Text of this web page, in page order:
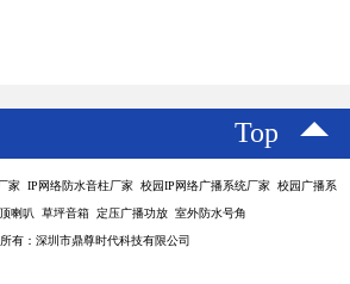
Top
家 IP网络防水音柱厂家 校园IP网络广播系统厂家 校园广播系
喇叭 草坪音箱 定压广播功放 室外防水号角
有：深圳市鼎尊时代科技有限公司